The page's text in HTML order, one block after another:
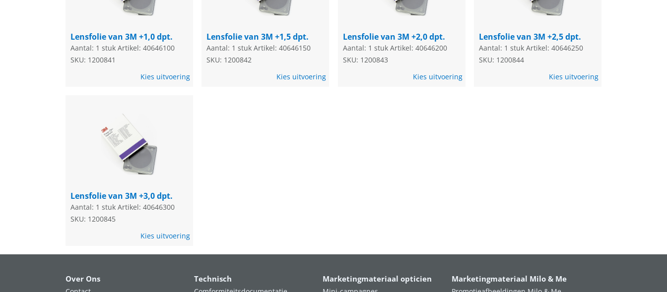
Lensfolie van 3M +1,0 dpt.
Aantal: 1 stuk Artikel: 40646100
SKU: 1200841
Kies uitvoering
Lensfolie van 3M +1,5 dpt.
Aantal: 1 stuk Artikel: 40646150
SKU: 1200842
Kies uitvoering
Lensfolie van 3M +2,0 dpt.
Aantal: 1 stuk Artikel: 40646200
SKU: 1200843
Kies uitvoering
Lensfolie van 3M +2,5 dpt.
Aantal: 1 stuk Artikel: 40646250
SKU: 1200844
Kies uitvoering
Lensfolie van 3M +3,0 dpt.
Aantal: 1 stuk Artikel: 40646300
SKU: 1200845
Kies uitvoering
Over Ons Technisch Marketingmateriaal opticien Marketingmateriaal Milo & Me